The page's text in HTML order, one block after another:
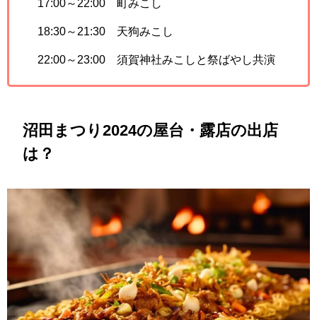
17:00～22:00 町みこし
18:30～21:30 天狗みこし
22:00～23:00 須賀神社みこしと祭ばやし共演
沼田まつり2024の屋台・露店の出店
は？